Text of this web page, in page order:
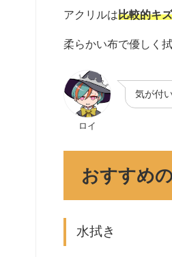
アクリルは比較的キ
柔らかい布で優しく
ロイ
気が付
おすすめ
水拭き